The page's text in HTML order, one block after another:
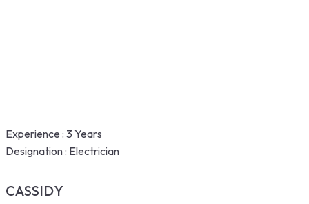
Experience : 3 Years
Designation : Electrician
CASSIDY